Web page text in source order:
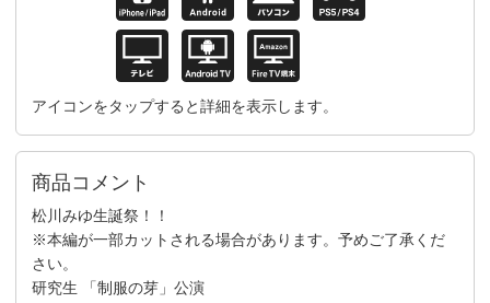
アイコンをタップすると詳細を表示します。
商品コメント
松川みゆ生誕祭！！
※本編が一部カットされる場合があります。予めご了承くだ
さい。
研究生 「制服の芽」公演